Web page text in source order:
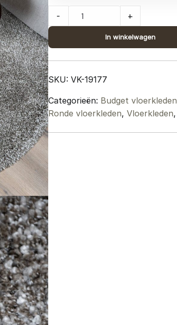
Rome
Stone
Rond
ø160
cm
quantity
- +
In winkelwagen
SKU: VK-19177
Categorieën: Budget vloerkleden
Ronde vloerkleden, Vloerkleden,